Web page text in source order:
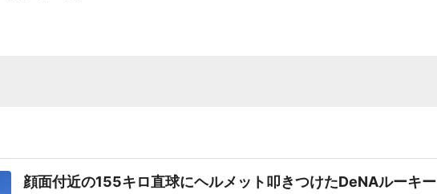
顔面付近の155キロ直球にヘルメット叩きつけたDeNAルーキー